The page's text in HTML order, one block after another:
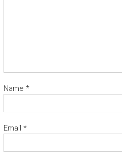
Name *
Email *